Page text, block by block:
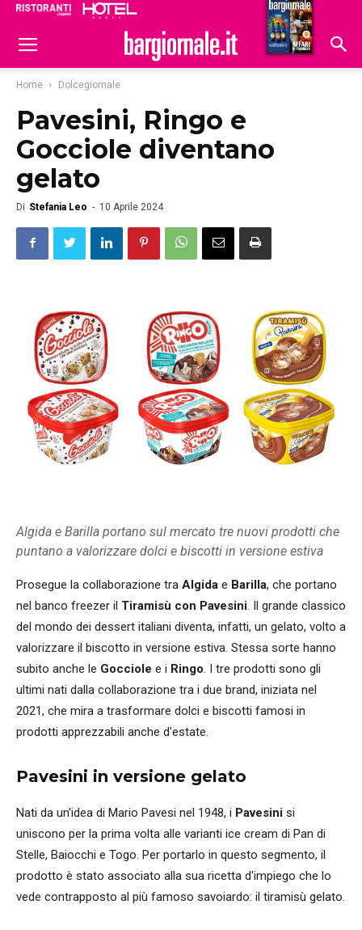
Hoteldomani
Home Dolcegiornale
Pavesini, Ringo e
Gocciole diventano
gelato
Di Stefania Leo - 10 Aprile 2024
Algida e Barilla portano sul mercato tre nuovi prodotti che
puntano a valorizzare dolci e biscotti in versione estiva
Prosegue la collaborazione tra Algida e Barilla, che portano
nel banco freezer il Tiramisù con Pavesini. Il grande classico
del mondo dei dessert italiani diventa, infatti, un gelato, volto a
valorizzare il biscotto in versione estiva. Stessa sorte hanno
subito anche le Gocciole e i Ringo. I tre prodotti sono gli
ultimi nati dalla collaborazione tra i due brand, iniziata nel
2021, che mira a trasformare dolci e biscotti famosi in
prodotti apprezzabili anche d'estate.
Pavesini in versione gelato
Nati da un'idea di Mario Pavesi nel 1948, i Pavesini si
uniscono per la prima volta alle varianti ice cream di Pan di
Stelle, Baiocchi e Togo. Per portarlo in questo segmento, il
prodotto è stato associato alla sua ricetta d'impiego che lo
vede contrapposto al più famoso savoiardo: il tiramisù gelato.